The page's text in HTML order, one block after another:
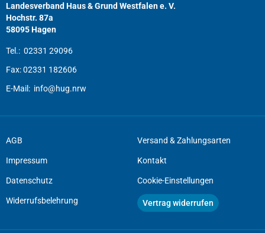
Landesverband Haus & Grund Westfalen e. V.
Hochstr. 87a
58095 Hagen
Tel.: 02331 29096
Fax:02331 182606
E-Mail: info@hug.nrw
AGB
Impressum
Datenschutz
Widerrufsbelehrung
Versand & Zahlungsarten
Kontakt
Cookie-Einstellungen
Vertrag widerrufen